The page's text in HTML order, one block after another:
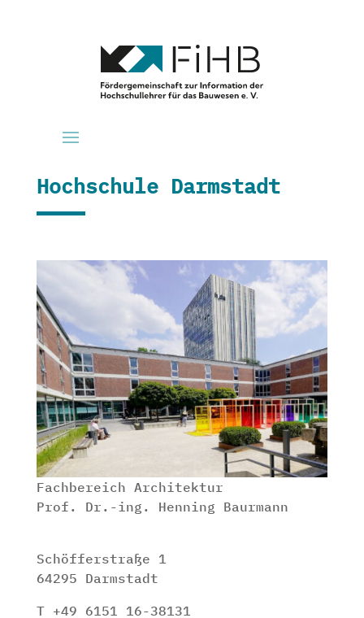
Hochschule Darmstadt
Fachbereich Architektur
Prof. Dr.-ing. Henning Baurmann
Schöfferstraße 1
64295 Darmstadt
T +49 6151 16-38131